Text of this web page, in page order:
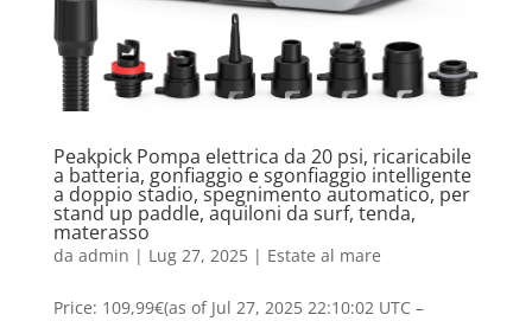
Peakpick Pompa elettrica da 20 psi, ricaricabile
a batteria, gonfiaggio e sgonfiaggio intelligente
a doppio stadio, spegnimento automatico, per
stand up paddle, aquiloni da surf, tenda,
materasso
da admin | Lug 27, 2025| Estate al mare
Price: 109,99€(as of Jul 27, 2025 22:10:02 UTC –